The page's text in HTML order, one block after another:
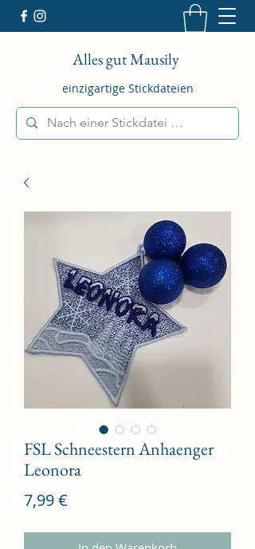
Alles gut Mausily
einzigartige Stickdateien
FSL Schneestern Anhaenger
Leonora
7,99 €